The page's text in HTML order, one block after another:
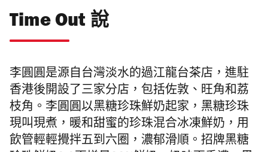
Time Out 說
李圓圓是源自台灣淡水的過江龍台茶店，進駐
香港後開設了三家分店，包括佐敦、旺角和荔
枝角。 李圓圓以黑糖珍珠鮮奶起家，黑糖珍珠
現叫現煮，暖和甜蜜的珍珠混合冰凍鮮奶， 用
飲管輕輕攪拌五到六圈，濃郁滑順。 招牌黑糖